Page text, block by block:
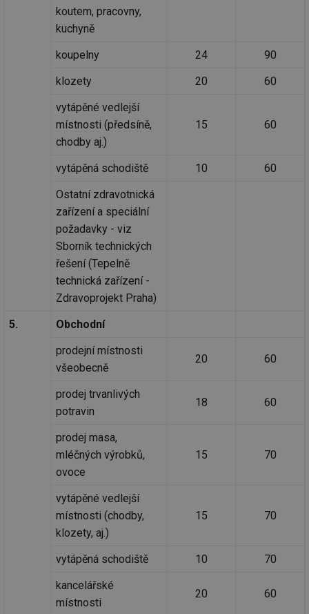
koutem, pracovny,
kuchyně
koupelny
24
90
klozety
20
60
vytápěné vedlejší
místnosti (předsíně,
chodby aj.)
15 60
vytápěná schodiště 10
60
Ostatní zdravotnická
zařízení a speciální
požadavky - viz
Sborník technických
řešení (Tepelně
technická zařízení -
Zdravoprojekt Praha)
5.
Obchodní
prodejní místnosti
všeobecně
20 60
prodej trvanlivých
potravin
18 60
prodej masa,
mléčných výrobků,
ovoce
15 70
vytápěné vedlejší
místnosti (chodby,
klozety, aj.)
15 70
vytápěná schodiště 10
70
kancelářské
místnosti
20 60